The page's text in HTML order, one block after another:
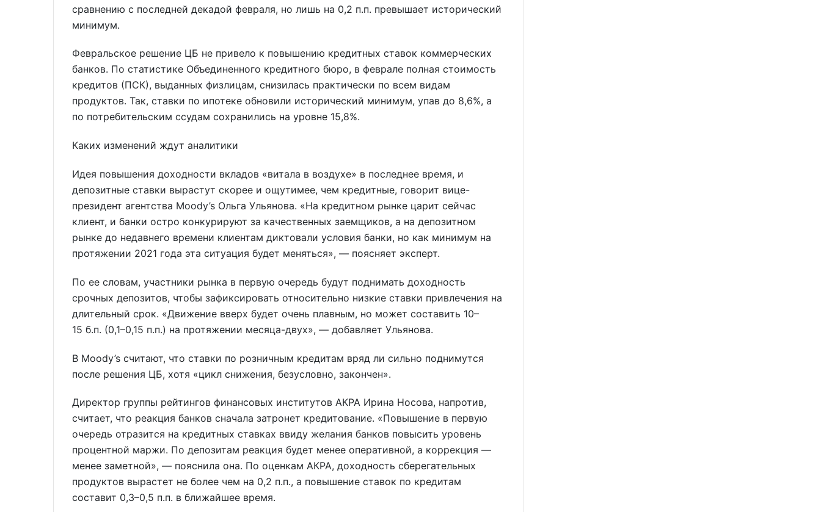
сравнению с последней декадой февраля, но лишь на 0,2 п.п. превышает исторический
минимум.
Февральское решение ЦБ не привело к повышению кредитных ставок коммерческих
банков. По статистике Объединенного кредитного бюро, в феврале полная стоимость
кредитов (ПСК), выданных физлицам, снизилась практически по всем видам
продуктов. Так, ставки по ипотеке обновили исторический минимум, упав до 8,6%, а
по потребительским ссудам сохранились на уровне 15,8%.
Каких изменений ждут аналитики
Идея повышения доходности вкладов «витала в воздухе» в последнее время, и
депозитные ставки вырастут скорее и ощутимее, чем кредитные, говорит вице-
президент агентства Moody’s Ольга Ульянова. «На кредитном рынке царит сейчас
клиент, и банки остро конкурируют за качественных заемщиков, а на депозитном
рынке до недавнего времени клиентам диктовали условия банки, но как минимум на
протяжении 2021 года эта ситуация будет меняться», — поясняет эксперт.
По ее словам, участники рынка в первую очередь будут поднимать доходность
срочных депозитов, чтобы зафиксировать относительно низкие ставки привлечения на
длительный срок. «Движение вверх будет очень плавным, но может составить 10–
15 б.п. (0,1–0,15 п.п.) на протяжении месяца-двух», — добавляет Ульянова.
В Moody’s считают, что ставки по розничным кредитам вряд ли сильно поднимутся
после решения ЦБ, хотя «цикл снижения, безусловно, закончен».
Директор группы рейтингов финансовых институтов АКРА Ирина Носова, напротив,
считает, что реакция банков сначала затронет кредитование. «Повышение в первую
очередь отразится на кредитных ставках ввиду желания банков повысить уровень
процентной маржи. По депозитам реакция будет менее оперативной, а коррекция —
менее заметной», — пояснила она. По оценкам АКРА, доходность сберегательных
продуктов вырастет не более чем на 0,2 п.п., а повышение ставок по кредитам
составит 0,3–0,5 п.п. в ближайшее время.